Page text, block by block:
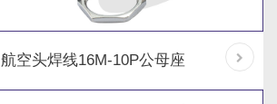
航空头焊线16M-10P公母座